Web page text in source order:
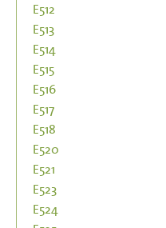
E512
E513
E514
E515
E516
E517
E518
E520
E521
E523
E524